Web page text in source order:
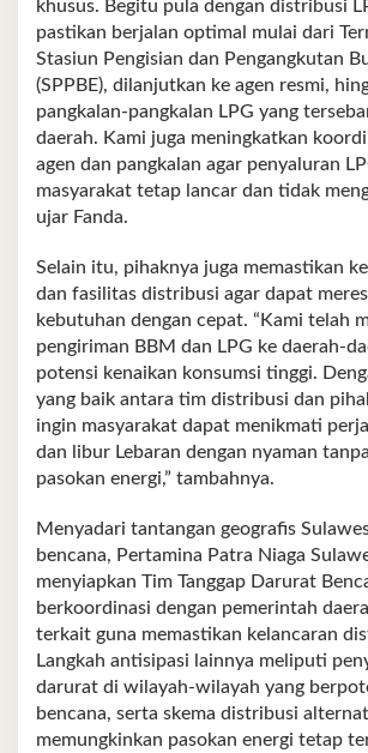
khusus. Begitu pula dengan distribusi
pastikan berjalan optimal mulai dari
Stasiun Pengisian dan Pengangkutan
(SPPBE), dilanjutkan ke agen resmi,
pangkalan-pangkalan LPG yang
daerah. Kami juga meningkatkan
agen dan pangkalan agar penyaluran
masyarakat tetap lancar dan tidak
ujar Fanda.
Selain itu, pihaknya juga memastikan
dan fasilitas distribusi agar dapat
kebutuhan dengan cepat. “Kami telah
pengiriman BBM dan LPG ke daerah-
potensi kenaikan konsumsi tinggi.
yang baik antara tim distribusi dan
ingin masyarakat dapat menikmati
dan libur Lebaran dengan nyaman
pasokan energi,” tambahnya.
Menyadari tantangan geografis
bencana, Pertamina Patra Niaga
menyiapkan Tim Tanggap Darurat
berkoordinasi dengan pemerintah
terkait guna memastikan kelancaran
Langkah antisipasi lainnya meliputi
darurat di wilayah-wilayah yang
bencana, serta skema distribusi
memungkinkan pasokan energi tetap